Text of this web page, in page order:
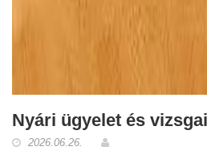
Nyári ügyelet és
2026.06.26.